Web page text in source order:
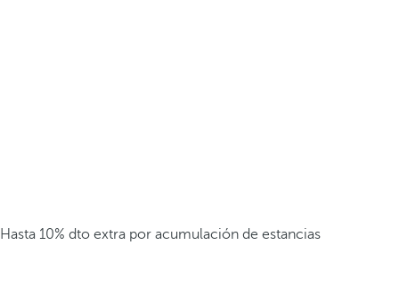
Hasta 10% dto extra por acumulación de estancias